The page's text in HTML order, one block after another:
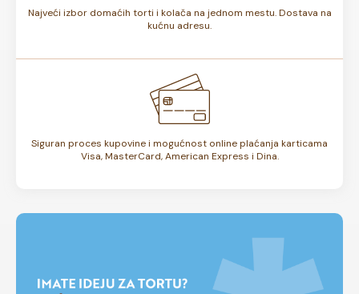
Najveći izbor domaćih torti i kolača na jednom mestu. Dostava na
kućnu adresu.
Siguran proces kupovine i mogućnost online plaćanja karticama
Visa, MasterCard, American Express i Dina.